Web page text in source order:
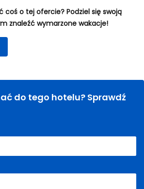
coś o tej ofercie? Podziel się swoją
znaleźć wymarzone wakacje!
do tego hotelu? Sprawdź